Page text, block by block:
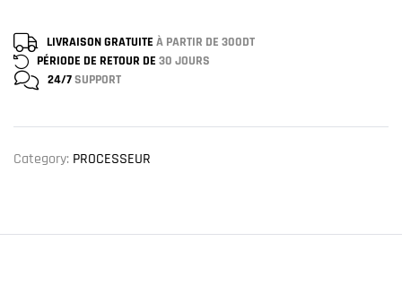
LIVRAISON GRATUITE À PARTIR DE 300DT
PÉRIODE DE RETOUR DE 30 JOURS
24/7SUPPORT
Category: PROCESSEUR